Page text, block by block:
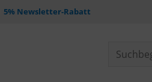
5% Newsletter-Rabatt